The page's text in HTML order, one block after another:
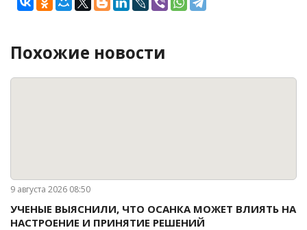
Похожие новости
9 августа 2026 08:50
УЧЕНЫЕ ВЫЯСНИЛИ, ЧТО ОСАНКА МОЖЕТ ВЛИЯТЬ НА
НАСТРОЕНИЕ И ПРИНЯТИЕ РЕШЕНИЙ